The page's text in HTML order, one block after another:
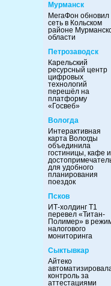
Мурманск
МегаФон обновил
сеть в Кольском
районе
области
Петрозаводск
Карельский
ресурсный центр
цифровых
технологий
перешёл на
платформу
«Госвеб»
Вологда
Интерактивная
карта Вологды
объединила
гостиницы, кафе и
для удобного
планирования
поездок
Псков
ИТ-холдинг Т1
перевел «Титан-
Полимер» в
налогового
мониторинга
Сыктывкар
Айтеко
контроль за
аттестациями